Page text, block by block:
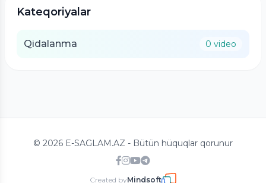
Kateqoriyalar
Qidalanma 0 video
© 2026 E-SAGLAM.AZ - Bütün hüquqlar qorunur
Created byMindsoft